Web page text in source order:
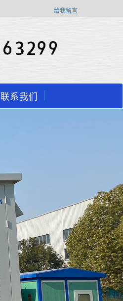
给我留言
联系我们